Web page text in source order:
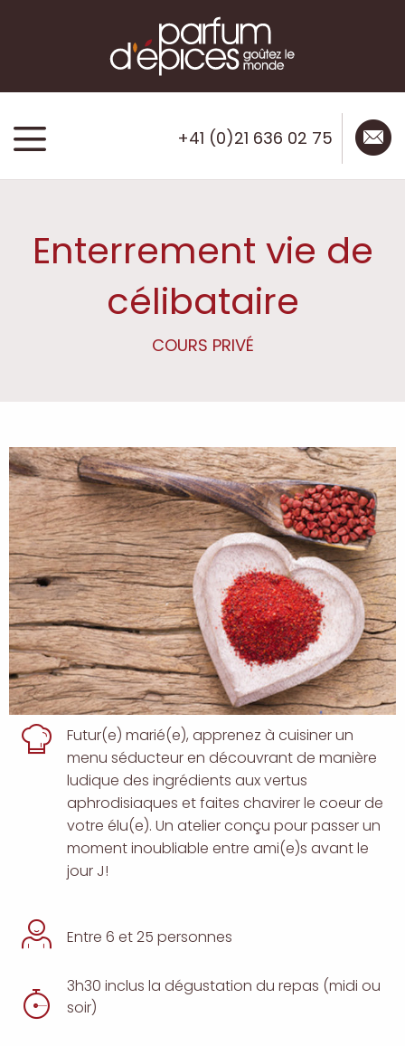
menu +41 (0)21 636 02 75 mail
Enterrement vie de
célibataire
COURS PRIVÉ
description
Futur(e) marié(e), apprenez à cuisiner un
menu séducteur en découvrant de manière
ludique des ingrédients aux vertus
aphrodisiaques et faites chavirer le coeur de
votre élu(e). Un atelier conçu pour passer un
moment inoubliable entre ami(e)s avant le
jour J!
Entre 6 et 25 personnes
durée
3h30 inclus la dégustation du repas (midi ou
soir)